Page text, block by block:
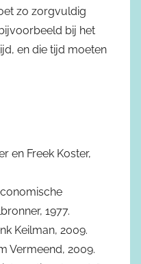
zo zorgvuldig
bij het
en die tijd moeten
en Freek Koster,
1977.
Keilman, 2009.
Vermeend, 2009.